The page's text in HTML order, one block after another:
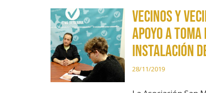
Vecinos y
apoyo a
instalación
28/11/2019